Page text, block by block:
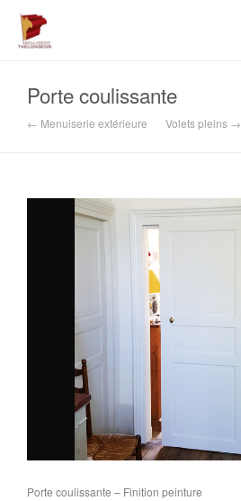
Porte coulissante
← Menuiserie extérieure Volets pleins →
Porte coulissante – Finition peinture